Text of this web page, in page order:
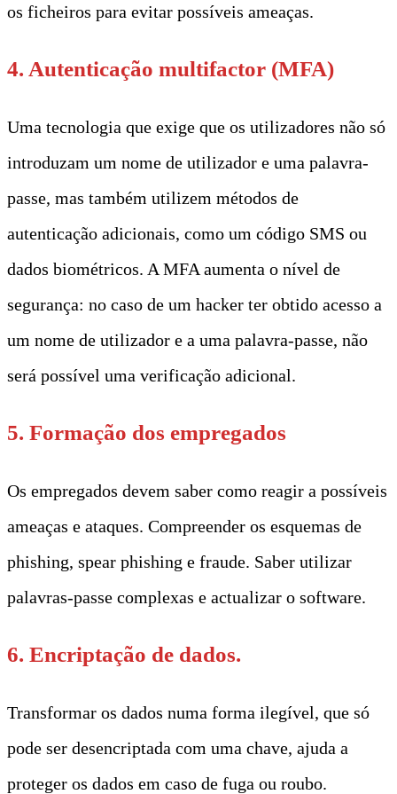
os ficheiros para evitar possíveis ameaças.
4. Autenticação multifactor (MFA)
Uma tecnologia que exige que os utilizadores não só
introduzam um nome de utilizador e uma palavra-
passe, mas também utilizem métodos de
autenticação adicionais, como um código SMS ou
dados biométricos. A MFA aumenta o nível de
segurança: no caso de um hacker ter obtido acesso a
um nome de utilizador e a uma palavra-passe, não
será possível uma verificação adicional.
5. Formação dos empregados
Os empregados devem saber como reagir a possíveis
ameaças e ataques. Compreender os esquemas de
phishing, spear phishing e fraude. Saber utilizar
palavras-passe complexas e actualizar o software.
6. Encriptação de dados.
Transformar os dados numa forma ilegível, que só
pode ser desencriptada com uma chave, ajuda a
proteger os dados em caso de fuga ou roubo.